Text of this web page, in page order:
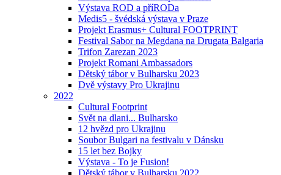
Výstava ROD a příRODa
Medis5 - švédská výstava v Praze
Projekt Erasmus+ Cultural FOOTPRINT
Festival Sabor na Megdana na Drugata Balgaria
Trifon Zarezan 2023
Projekt Romani Ambassadors
Dětský tábor v Bulharsku 2023
Dvě výstavy Pro Ukrajinu
2022
Cultural Footprint
Svět na dlani... Bulharsko
12 hvězd pro Ukrajinu
Soubor Bulgari na festivalu v Dánsku
15 let bez Bojky
Výstava - To je Fusion!